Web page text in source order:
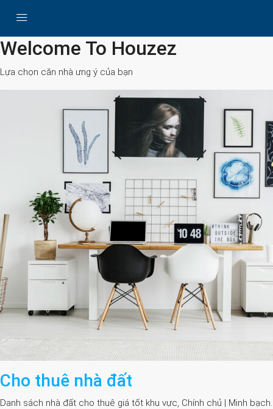
Search
Welcome To Houzez
Lựa chọn căn nhà ưng ý của bạn
Cho thuê nhà đất
Danh sách nhà đất cho thuê giá tốt khu vực, Chính chủ | Minh bạch.